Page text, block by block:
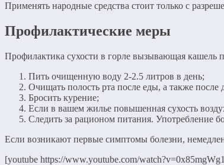
Применять народные средства стоит только с
Профилактические меры
Профилактика сухости в горле вызывающая кашель
Пить очищенную воду 2-2.5 литров в день;
Очищать полость рта после еды, а также после
Бросить курение;
Если в вашем жилье повышенная сухость
Следить за рационом питания. Употребление
Если возникают первые симптомы болезни,
[youtube https://www.youtube.com/